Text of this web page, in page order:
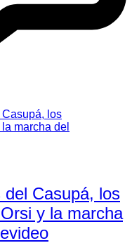
Casupá, los
y la marcha